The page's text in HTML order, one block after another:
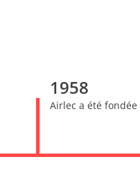
1958
Airlec a été fondée